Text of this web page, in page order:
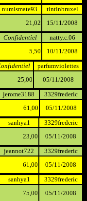
numismate93
tintinbruxel
21,02
15/11/2008
Confidentiel
natty.c.06
5,50
10/11/2008
parfumviolettes
25,00
05/11/2008
jerome3188
3329frederic
61,00
05/11/2008
sanhya1
3329frederic
23,00
05/11/2008
jeannot722
3329frederic
61,00
05/11/2008
sanhya1
3329frederic
75,00
05/11/2008